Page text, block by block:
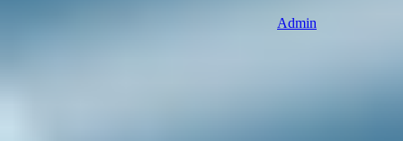
Admin